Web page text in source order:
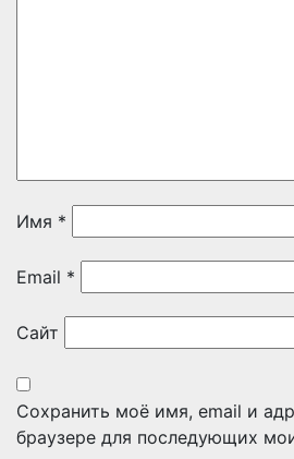
Имя *
Email *
Сайт
Сохранить моё имя, email и
браузере для последующих